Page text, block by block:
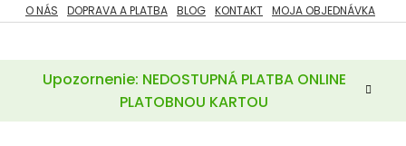
Prejsť
na
Upozornenie: NEDOSTUPNÁ PLATBA ONLINE
PLATOBNOU KARTOU
O NÁS DOPRAVA A PLATBA BLOG KONTAKT MOJA OBJEDNÁVKA
ZĽAVY
POTREBY
A